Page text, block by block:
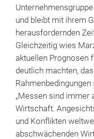
und bleibt mit ihrem
herausfordernden
Gleichzeitig wies
aktuellen Prognosen
deutlich machten,
„Messen sind immer
Wirtschaft.
und Konflikten
abschwächenden